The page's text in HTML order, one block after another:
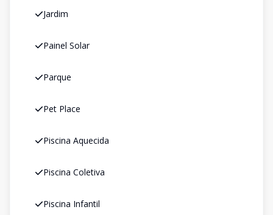
Jardim
Painel Solar
Parque
Pet Place
Piscina Aquecida
Piscina Coletiva
Piscina Infantil